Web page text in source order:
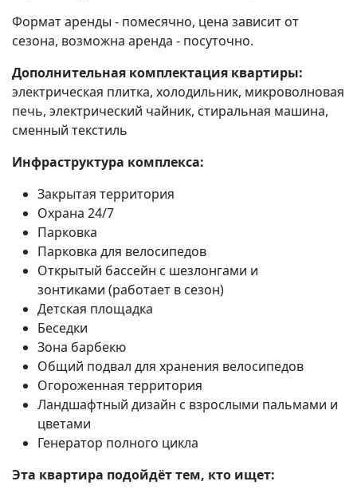
Формат аренды - помесячно, цена зависит от
сезона, возможна аренда - посуточно.
Дополнительная комплектация квартиры:
электрическая плитка, холодильник, микроволновая
печь, электрический чайник, стиральная машина,
сменный текстиль
Инфраструктура комплекса:
Закрытая территория
Охрана 24/7
Парковка
Парковка для велосипедов
Открытый бассейн с шезлонгами и
зонтиками (работает в сезон)
Детская площадка
Беседки
Зона барбекю
Общий подвал для хранения велосипедов
Огороженная территория
Ландшафтный дизайн с взрослыми пальмами и
цветами
Генератор полного цикла
Эта квартира подойдёт тем, кто ищет: